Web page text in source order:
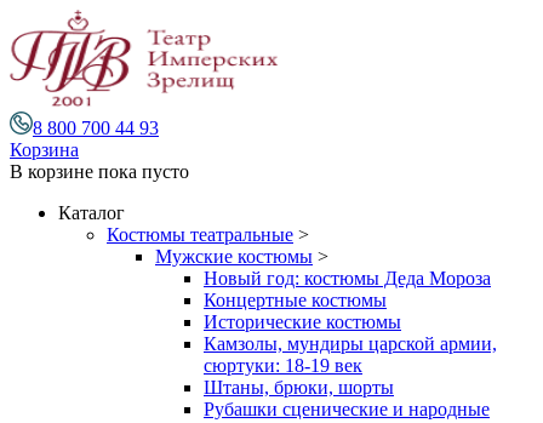
8 800 700 44 93
Корзина
В корзине пока пусто
Каталог
Костюмы театральные >
Мужские костюмы >
Новый год: костюмы Деда Мороза
Концертные костюмы
Исторические костюмы
Камзолы, мундиры царской армии,
сюртуки: 18-19 век
Штаны, брюки, шорты
Рубашки сценические и народные